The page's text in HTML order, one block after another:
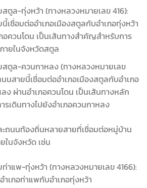
ตูล-ทุ่งหว้า (ทางหลวงหมายเลข 416):
เชื่อมต่ออำเภอเมืองสตูลกับอำเภอทุ่งหว้า
อควนโดน เป็นเส้นทางสำคัญสำหรับการ
ายในจังหวัดสตูล
ตูล-ควนกาหลง (ทางหลวงหมายเลข
นนสายนี้เชื่อมต่ออำเภอเมืองสตูลกับอำเภอ
ง ผ่านอำเภอควนโดน เป็นเส้นทางหลัก
รเดินทางไปยังอำเภอควนกาหลง
ถนนท้องถิ่นหลายสายที่เชื่อมต่อหมู่บ้าน
ในจังหวัด เช่น
าแพ-ทุ่งหว้า (ทางหลวงหมายเลข 4166):
ำเภอท่าแพกับอำเภอทุ่งหว้า